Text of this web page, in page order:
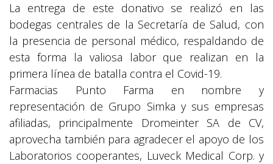
La entrega de este donativo se realizó en las
bodegas centrales de la Secretaría de Salud, con
la presencia de personal médico, respaldando de
esta forma la valiosa labor que realizan en la
primera línea de batalla contra el Covid-19.
Farmacias Punto Farma en nombre y
representación de Grupo Simka y sus empresas
afiliadas, principalmente Dromeinter SA de CV,
aprovecha también para agradecer el apoyo de los
Laboratorios cooperantes, Luveck Medical Corp. y